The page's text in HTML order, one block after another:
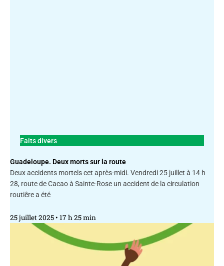
Faits divers
Guadeloupe. Deux morts sur la route
Deux accidents mortels cet après-midi. Vendredi 25 juillet à 14 h
28, route de Cacao à Sainte-Rose un accident de la circulation
routiêre a été
25 juillet 2025 17 h 25 min